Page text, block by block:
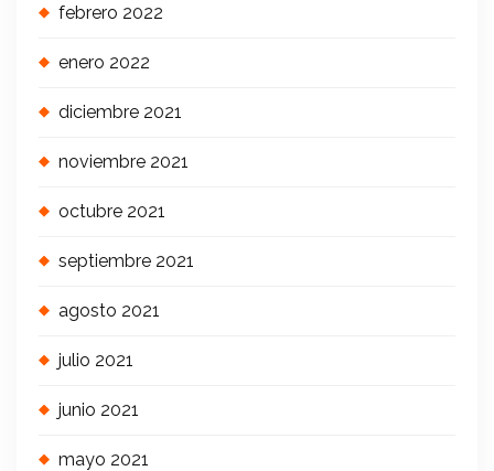
febrero 2022
enero 2022
diciembre 2021
noviembre 2021
octubre 2021
septiembre 2021
agosto 2021
julio 2021
junio 2021
mayo 2021